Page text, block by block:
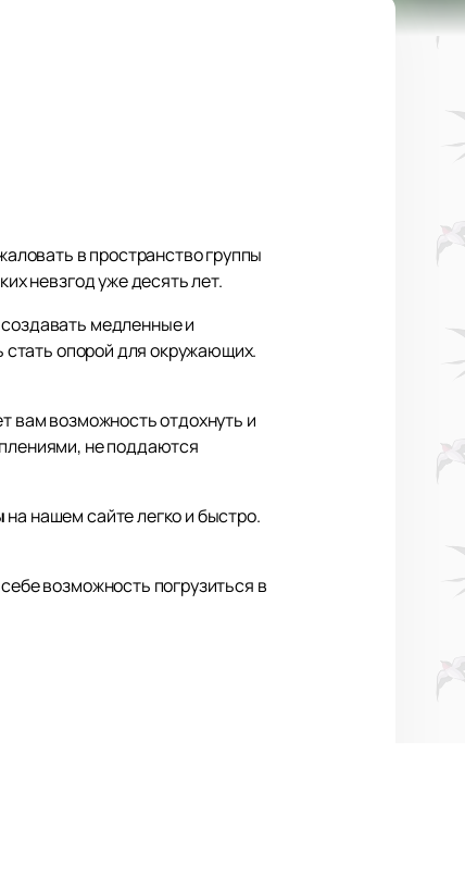
в пространство группы
невзгод уже десять лет.
медленные и
стать опорой для окружающих.
вам возможность отдохнуть и
не поддаются
на нашем сайте легко и быстро.
возможность погрузиться в